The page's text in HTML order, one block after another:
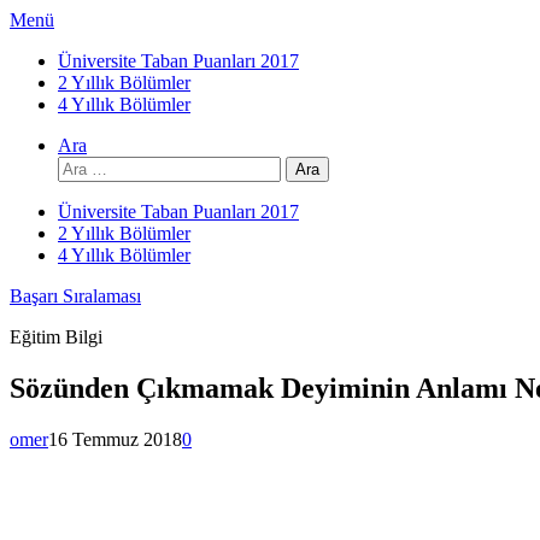
İçeriğe
Menü
Üniversite Taban Puanları 2017
2 Yıllık Bölümler
4 Yıllık Bölümler
Ara
Arama:
Üniversite Taban Puanları 2017
2 Yıllık Bölümler
4 Yıllık Bölümler
Başarı Sıralaması
Eğitim Bilgi
Sözünden Çıkmamak Deyiminin Anlamı
omer16 Temmuz 20180